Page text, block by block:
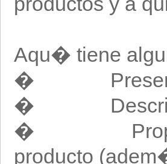
Aqu� tiene
� Presente
� Describa
�
producto